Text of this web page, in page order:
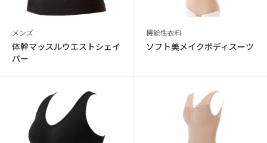
メンズ
体幹マッスルウエストシェイ
パー
機能性衣料
ソフト美メイクボディスーツ